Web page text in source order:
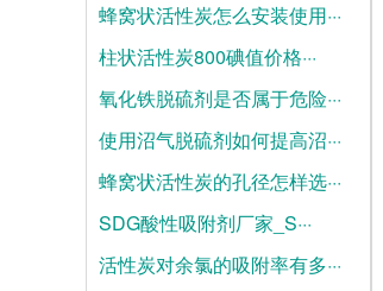
2026-08-04
蜂窝状活性炭怎么安装使用···
2026-07-28
柱状活性炭800碘值价格···
2026-07-21
氧化铁脱硫剂是否属于危险···
2025-06-19
使用沼气脱硫剂如何提高沼···
2025-06-12
蜂窝状活性炭的孔径怎样选···
2025-06-05
SDG酸性吸附剂厂家_S···
2025-05-28
活性炭对余氯的吸附率有多···